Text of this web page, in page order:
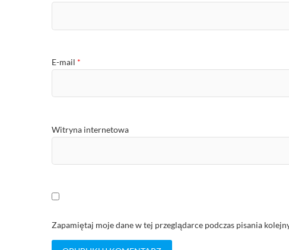
E-mail *
Witryna internetowa
Zapamiętaj moje dane w tej przeglądarce podczas pisania